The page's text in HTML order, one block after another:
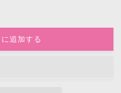
追加する